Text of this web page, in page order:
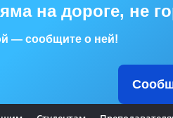
на дороге, не
— сообщите о ней!